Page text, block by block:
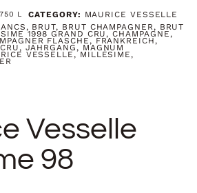
L CATEGORY: MAURICE VESSELLE
, BRUT, BRUT CHAMPAGNER, BRUT
1998 GRAND CRU,CHAMPAGNE,
FLASCHE, FRANKREICH,
, JAHRGANG, MAGNUM
VESSELLE, MILLÉSIME,
Vesselle
98